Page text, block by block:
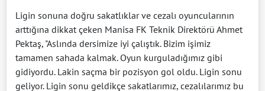
Ligin sonuna doğru sakatlıklar ve cezalı oyuncularının
arttığına dikkat çeken Manisa FK Teknik Direktörü Ahmet
Pektaş, "Aslında dersimize iyi çalıştık. Bizim işimiz
tamamen sahada kalmak. Oyun kurguladığımız gibi
gidiyordu. Lakin saçma bir pozisyon gol oldu. Ligin sonu
geliyor. Ligin sonu geldikçe sakatlarımız, cezalılarımız bu